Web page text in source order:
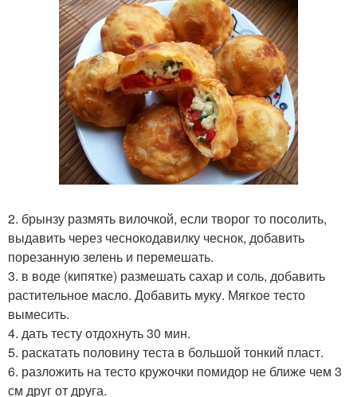
2. брынзу размять вилочкой, если творог то посолить,
выдавить через чеснокодавилку чеснок, добавить
порезанную зелень и перемешать.
3. в воде (кипятке) размешать сахар и соль, добавить
растительное масло. Добавить муку. Мягкое тесто
вымесить.
4. дать тесту отдохнуть 30 мин.
5. раскатать половину теста в большой тонкий пласт.
6. разложить на тесто кружочки помидор не ближе чем 3
см друг от друга.